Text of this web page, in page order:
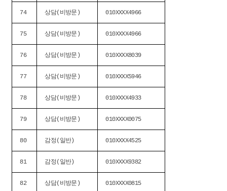
74 상담(비방문) 010XXXX4966
75 상담(비방문) 010XXXX4966
76 상담(비방문) 010XXXX8039
77 상담(비방문) 010XXXX5946
78 상담(비방문) 010XXXX4933
79 상담(비방문) 010XXXX0075
80 감정(일반) 010XXXX4525
81 감정(일반) 010XXXX9382
82 상담(비방문) 010XXXX0815